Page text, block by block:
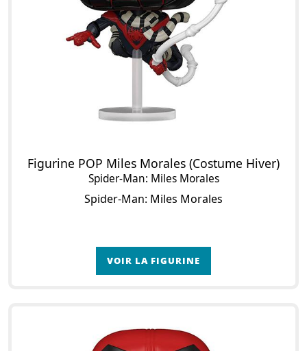
Figurine POP Miles Morales (Costume Hiver)
Spider-Man: Miles Morales
Spider-Man: Miles Morales
VOIR LA FIGURINE